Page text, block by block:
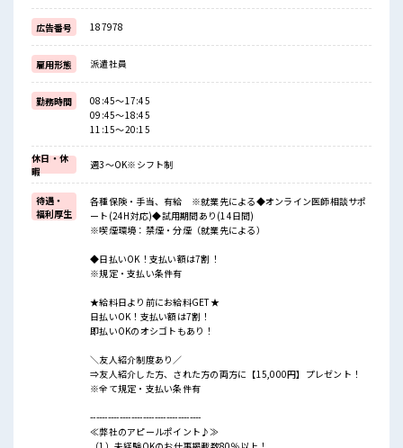
広告番号 187978
雇用形態 派遣社員
勤務時間
08:45～17:45
09:45～18:45
11:15～20:15
休日・休
暇
週3～OK※シフト制
待遇・
福利厚生
各種保険・手当、有給 ※就業先による◆オンライン医師相談サポ
ート(24H対応)◆試用期間あり(14日間)
※喫煙環境：禁煙・分煙（就業先による）
◆日払いOK！支払い額は7割！
※規定・支払い条件有
★給料日より前にお給料GET★
日払いOK！支払い額は7割！
即払いOKのオシゴトもあり！
＼友人紹介制度あり／
⇒友人紹介した方、された方の両方に【15,000円】プレゼント！
※全て規定・支払い条件有
--------------------------------------
≪弊社のアピールポイント♪≫